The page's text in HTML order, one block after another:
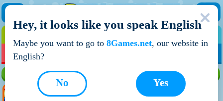
НОВІ ІГРИ
Hey, it looks like you speak English
Maybe you want to go to 8Games.net, our website in
English?
Yes
No